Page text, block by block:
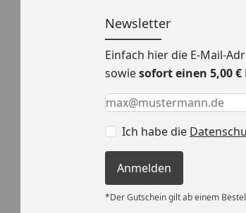
Newsletter
Einfach hier die E-Mail-
sowiesofort einen 5,00
Keine Eingabe erforderlich
Eingabe erforderlich
E-Mail *
Ich habe die
Anmelden
*Der Gutschein gilt ab einem